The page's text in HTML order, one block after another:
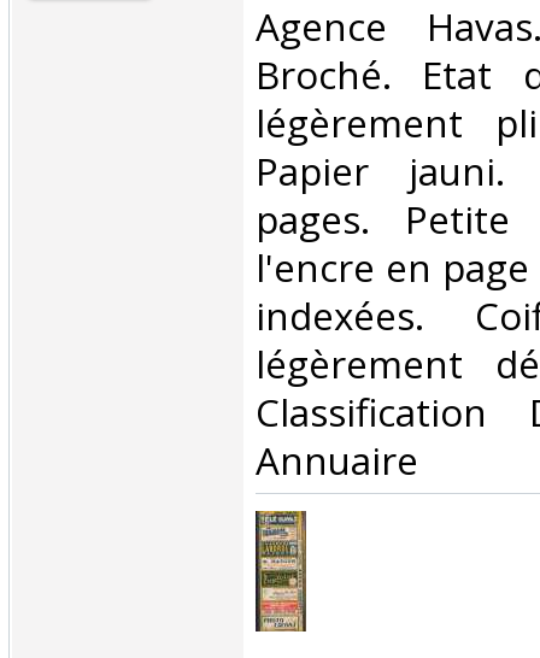
‎Agence
Broché. Etat
légèrement
Papier
pages.
l'encre en
indexées.
légèrement
Annuaire‎